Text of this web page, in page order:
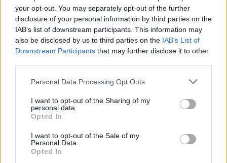
your opt-out. You may separately opt-out of the further
disclosure of your personal information by third parties on the
IAB’s list of downstream participants. This information may
also be disclosed by us to third parties on the IAB’s List of
Downstream Participants that may further disclose it to other
Personal Data Processing Opt Outs
I want to opt-out of the Sharing of my
personal data.
Opted In
I want to opt-out of the Sale of my
Personal Data.
Opted In